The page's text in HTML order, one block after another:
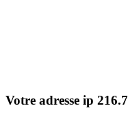
Votre adresse ip